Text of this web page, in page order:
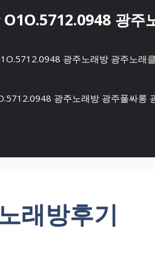
광주
광주노래방 광주노래
광주노래방 광주풀싸롱
래방후기